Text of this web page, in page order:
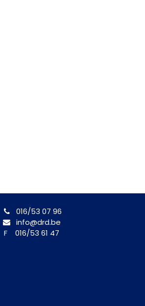
016/53 07 96
info@drd.be
F 016/53 61 47